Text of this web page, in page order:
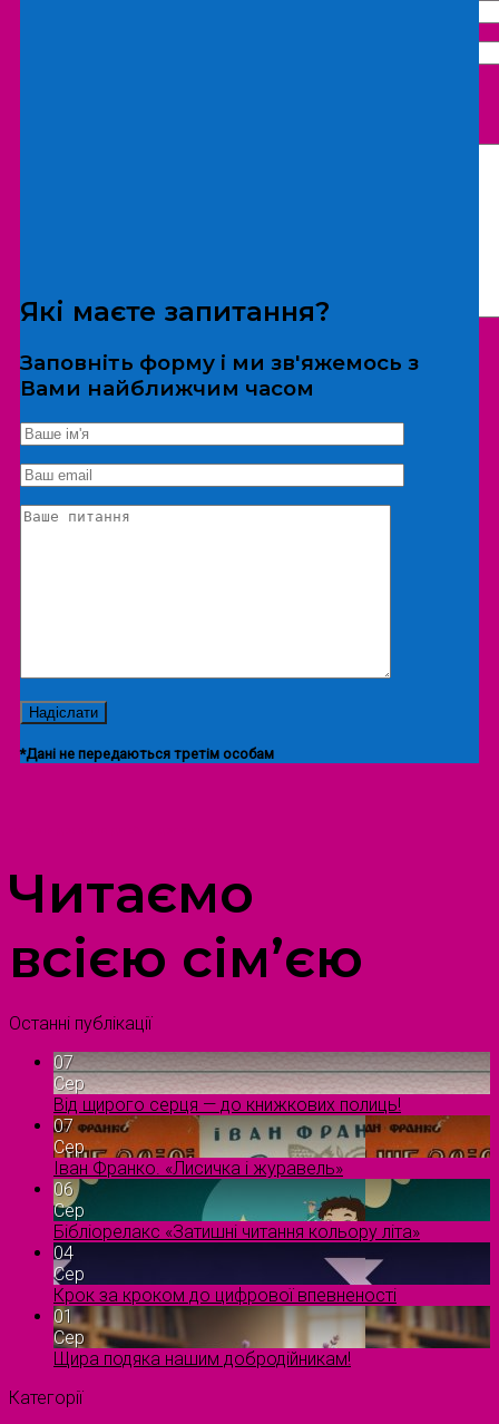
*Дані не передаються третім особам
Екскурсія/локація
Які маєте запитання?
Заповніть форму і ми зв'яжемось з
Вами найближчим часом
*Дані не передаються третім особам
Читаємо
всією сім’єю
Останні публікації
07
Сер
Від щирого серця — до книжкових полиць!
07
Сер
Іван Франко. «Лисичка і журавель»
06
Сер
Бібліорелакс «Затишні читання кольору літа»
04
Сер
Крок за кроком до цифрової впевненості
01
Сер
Щира подяка нашим добродійникам!
Категорії